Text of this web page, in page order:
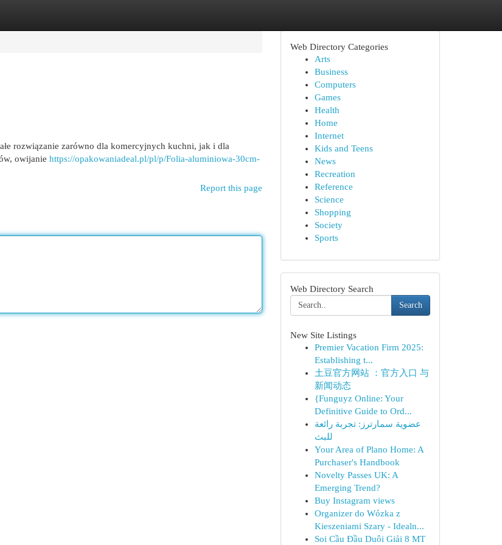
rozwiązanie zarówno dla komercyjnych kuchni, jak i dla
owijanie https://opakowaniadeal.pl/pl/p/Folia-aluminiowa-30cm-
Report this page
Web Directory Categories
Arts
Business
Computers
Games
Health
Home
Internet
Kids and Teens
News
Recreation
Reference
Science
Shopping
Society
Sports
Web Directory Search
Search
New Site Listings
Premier Vacation Firm 2025:
Establishing t...
土豆官方网站 ：官方入口 与
新闻动态
{Funguyz Online: Your
Definitive Guide to Ord...
عضوية سمارترز: تجربة رائعة
للبث
Your Area of Plano Home: A
Purchaser's Handbook
Novelty Passes UK: A
Emerging Trend?
Buy Instagram views
Organizer do Wózka z
Kieszeniami Szary - Idealn...
Soi Cầu Đầu Duôi Giải 8 MT